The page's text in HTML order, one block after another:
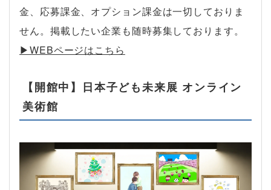
金、応募課金、オプション課金は一切しておりま
せん。掲載したい企業も随時募集しております。
▶︎WEBページはこちら
【開館中】日本子ども未来展 オンライン
美術館